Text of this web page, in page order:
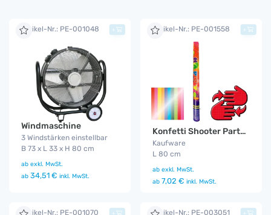
Artikel-Nr.: PE-001048
Windmaschine
3 Windstärken einstellbar
B 73 x L 33 x H 80 cm
ab exkl. MwSt.
ab 34,51 € inkl. MwSt.
+ Artikel-Nr.: PE-001558
Konfetti Shooter Party 80 cm
Kaufware
L 80 cm
ab exkl. MwSt.
ab 7,02 € inkl. MwSt.
+
Artikel-Nr.: PE-001070 + Artikel-Nr.: PE-003051 +